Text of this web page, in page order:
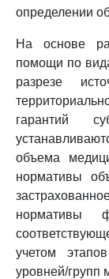
определении
На основе
помощи по
разрезе
гарантий
объема
нормативы
нормативы
учетом
уровней/групп